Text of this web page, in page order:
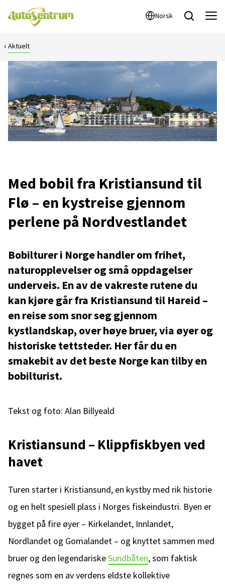
Norsk
Aktuelt
Med bobil fra Kristiansund til
Flø – en kystreise gjennom
perlene på Nordvestlandet
Bobilturer i Norge handler om frihet,
naturopplevelser og små oppdagelser
underveis. En av de vakreste rutene du
kan kjøre går fra Kristiansund til Hareid –
en reise som snor seg gjennom
kystlandskap, over høye bruer, via øyer og
historiske tettsteder. Her får du en
smakebit av det beste Norge kan tilby en
bobilturist.
Tekst og foto: Alan Billyeald
Kristiansund – Klippfiskbyen ved
havet
Turen starter i Kristiansund, en kystby med rik historie
og en helt spesiell plass i Norges fiskeindustri. Byen er
bygget på fire øyer – Kirkelandet, Innlandet,
Nordlandet og Gomalandet – og knyttet sammen med
bruer og den legendariskeSundbåten, som faktisk
regnes som en av verdens eldste kollektive